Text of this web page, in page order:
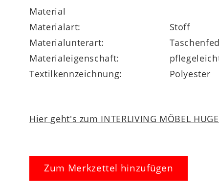
waschen – ideal für Allergiker und
Die Interliving Matratze Medikontur 1913
Material
Materialart:
Stoff
Materialunterart:
Materialeigenschaft:
Textilkennzeichnung:
Polyester
Hier geht's zum INTERLIVING MÖBEL
Zum Merkzettel hinzufügen